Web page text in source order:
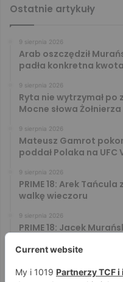
Ostatnie artykuły
9 sierpnia 2026
Arab oszczędził
padła konkretna kwota
9 sierpnia 2026
Ryta nie wytrzymał
Mocne słowa Żołnierza
9 sierpnia 2026
Mateusz Gamrot
poddał Polaka na UFC
9 sierpnia 2026
PRIME 18: Arek
walkę wieczoru
9 sierpnia 2026
PRIME 18: Jacek
PRIME 18: Mariusz